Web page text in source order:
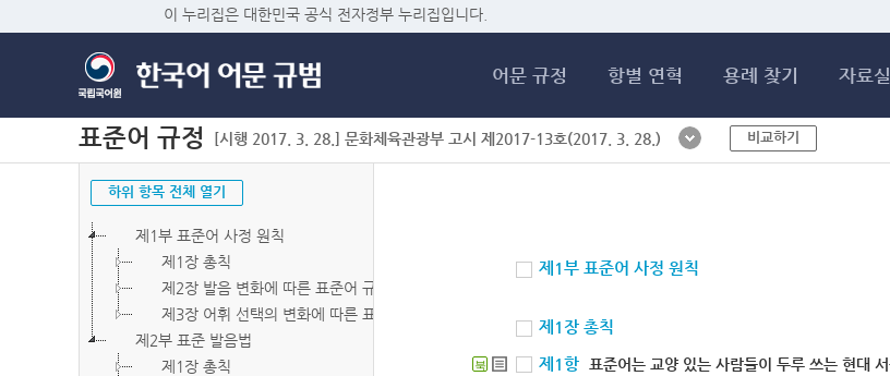
이 누리집은 대한민국 공식 전자정부 누리집입니다.
어문 규정 항별 연혁 용례 찾기 자료실
표준어 규정 [시행 2017. 3. 28.] 문화체육관광부 고시 제2017-13호(2017. 3. 28.) 비교하기
하위 항목 전체 열기
제1부 표준어 사정 원칙
제1장 총칙
제2장 발음 변화에 따른 표준어 규정
제3장 어휘 선택의 변화에 따른 표준어 규정
제2부 표준 발음법
제1장 총칙
제1부 표준어 사정 원칙
제1장 총칙
북 제1항 표준어는 교양 있는 사람들이 두루 쓰는 현대